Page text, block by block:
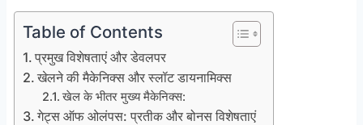
Table of Contents
प्रमुख विशेषताएं और डेवलपर
खेलने की मैकेनिक्स और स्लॉट डायनामिक्स
खेल के भीतर मुख्य मैकेनिक्स:
गेट्स ऑफ ओलंपस: प्रतीक और बोनस विशेषताएं